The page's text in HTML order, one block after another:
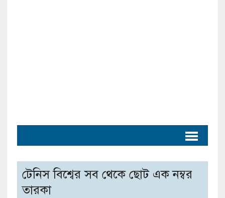
টেনিস বিশ্বের সব থেকে ছোট এক নম্বর
তারকা